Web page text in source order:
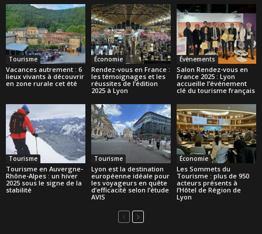
Tourisme
Vacances autrement : 6
lieux vivants à découvrir
en zone rurale cet été
Économie
Rendez-vous en France :
les témoignages et les
réussites de l’édition
2025 à Lyon
Évènements
Salon Rendez-vous en
France 2025 : Lyon
accueille l’événement
clé du tourisme français
Tourisme
Tourisme en Auvergne-
Rhône-Alpes : un hiver
2025 sous le signe de la
stabilité
Tourisme
Lyon est la destination
européenne idéale pour
les voyageurs en quête
d’efficacité selon l’étude
AVIS
Économie
Les Sommets du
Tourisme : plus de 950
acteurs présents à
l’Hôtel de Région de
Lyon